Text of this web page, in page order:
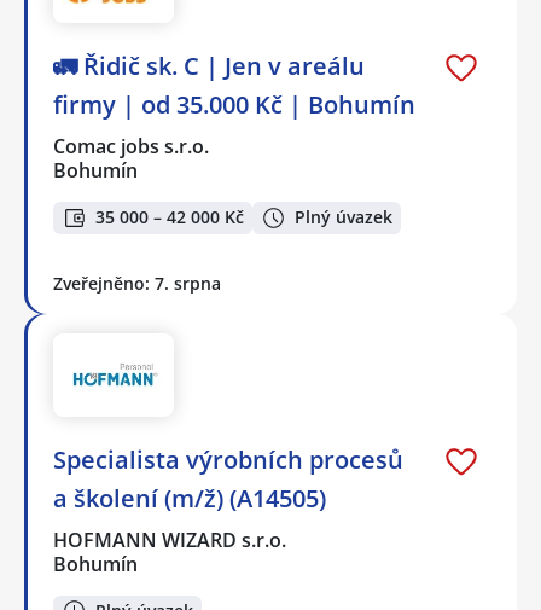
🚛 Řidič sk. C | Jen v areálu
firmy | od 35.000 Kč | Bohumín
Comac jobs s.r.o.
Bohumín
35 000 – 42 000 Kč Plný úvazek
Zveřejněno: 7. srpna
Specialista výrobních procesů
a školení (m/ž) (A14505)
HOFMANN WIZARD s.r.o.
Bohumín